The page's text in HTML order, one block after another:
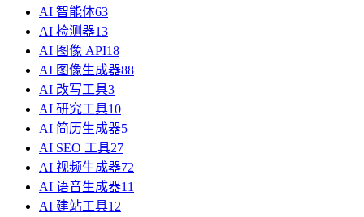
AI 智能体63
AI 检测器13
AI 图像 API18
AI 图像生成器88
AI 改写工具3
AI 研究工具10
AI 简历生成器5
AI SEO 工具27
AI 视频生成器72
AI 语音生成器11
AI 建站工具12